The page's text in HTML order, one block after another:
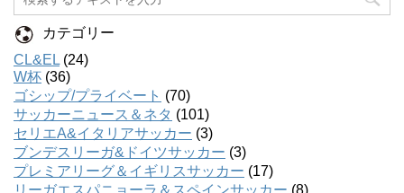
カテゴリー
CL&EL (24)
W杯 (36)
ゴシップ/プライベート (70)
サッカーニュース＆ネタ (101)
セリエA&イタリアサッカー (3)
ブンデスリーガ&ドイツサッカー (3)
プレミアリーグ＆イギリスサッカー (17)
リーガエスパニョーラ＆スペインサッカー (8)